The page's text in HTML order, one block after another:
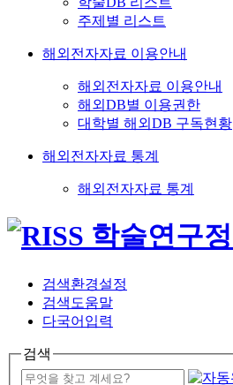
주제별 리스트
해외전자자료 이용안내
해외전자자료 이용안내
해외DB별 이용권한
대학별 해외DB 구독현황
해외전자자료 통계
해외전자자료 통계
검색환경설정
검색도움말
다국어입력
검색